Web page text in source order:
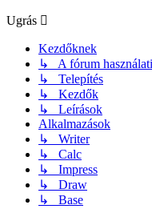
Ugrás
Kezdőknek
↳ A fórum
↳ Telepítés
↳ Kezdők
↳ Leírások
Alkalmazások
↳ Writer
↳ Calc
↳ Impress
↳ Draw
↳ Base